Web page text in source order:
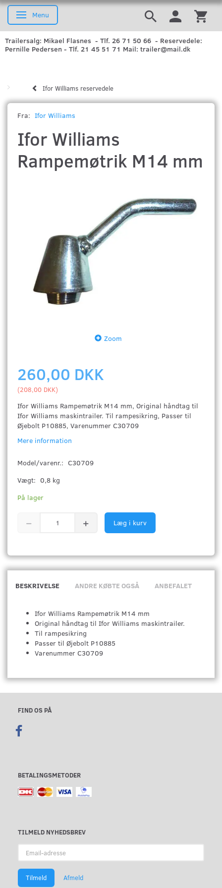
Skifte navigation
Menu
Trailersalg: Mikael Flasnes - Tlf. 26 71 50 66 - Reservedele:
Pernille Pedersen - Tlf. 21 45 51 71 Mail: trailer@mail.dk
Ifor Williams reservedele
Fra: Ifor Williams
Ifor Williams
Rampemøtrik M14 mm
Zoom
260,00 DKK
(208,00 DKK)
Ifor Williams Rampemøtrik M14 mm, Original håndtag til
Ifor Williams maskintrailer. Til rampesikring, Passer til
Øjebolt P10885, Varenummer C30709
Mere information
Model/varenr.: C30709
Vægt: 0,8 kg
På lager
Læg i kurv
BESKRIVELSE ANDRE KØBTE OGSÅ ANBEFALET
Ifor Williams Rampemøtrik M14 mm
Original håndtag til Ifor Williams maskintrailer.
Til rampesikring
Passer til Øjebolt P10885
Varenummer C30709
FIND OS PÅ
BETALINGSMETODER
TILMELD NYHEDSBREV
adresse
Tilmeld Afmeld